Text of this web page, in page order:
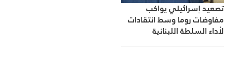
تصعيد إسرائيلي يواكب
مفاوضات روما وسط انتقادات
لأداء السلطة اللبنانية